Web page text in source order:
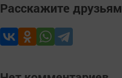
Расскажите друзьям